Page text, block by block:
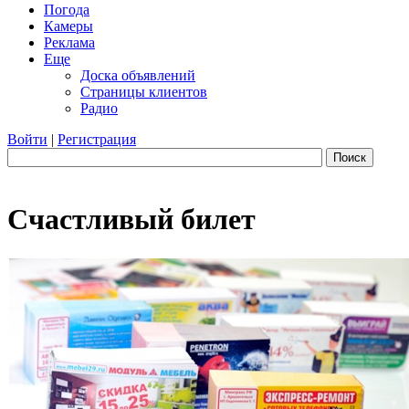
Погода
Камеры
Реклама
Еще
Доска объявлений
Страницы клиентов
Радио
Войти | Регистрация
Поиск
Счастливый билет